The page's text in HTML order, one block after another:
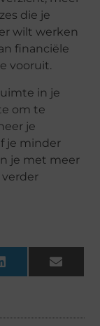
die je
wilt werken
financiële
vooruit.
in je
om te
je
je minder
je met meer
LinkedInEmail